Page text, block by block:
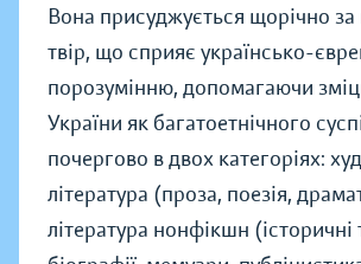
Вона присуджується щорічно
твір, що сприяє українсько-
порозумінню, допомагаючи
України як багатоетнічного
почергово в двох категоріях:
література (проза, поезія,
література нонфікшн (історичні